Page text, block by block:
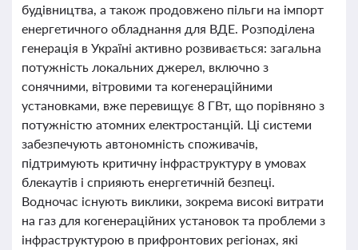
будівництва, а також продовжено пільги на імпорт
енергетичного обладнання для ВДЕ. Розподілена
генерація в Україні активно розвивається: загальна
потужність локальних джерел, включно з
сонячними, вітровими та когенераційними
установками, вже перевищує 8 ГВт, що порівняно з
потужністю атомних електростанцій. Ці системи
забезпечують автономність споживачів,
підтримують критичну інфраструктуру в умовах
блекаутів і сприяють енергетичній безпеці.
Водночас існують виклики, зокрема високі витрати
на газ для когенераційних установок та проблеми з
інфраструктурою в прифронтових регіонах, які